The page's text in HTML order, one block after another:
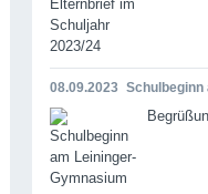
08.09.2023 Schulbeginn